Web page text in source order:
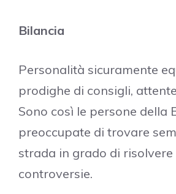
Bilancia
Personalità sicuramente
prodighe di consigli,
Sono così le persone della
preoccupate di trovare
strada in grado di
controversie.